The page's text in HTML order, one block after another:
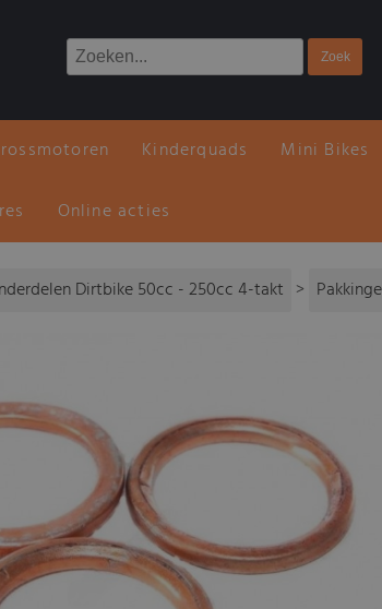
Kinderquads Mini Bikes
Online acties
Dirtbike 50cc - 250cc 4-takt >